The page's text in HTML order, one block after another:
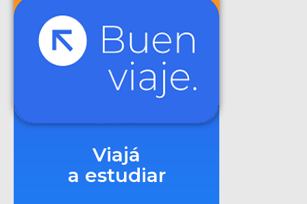
Viajá
a estudiar